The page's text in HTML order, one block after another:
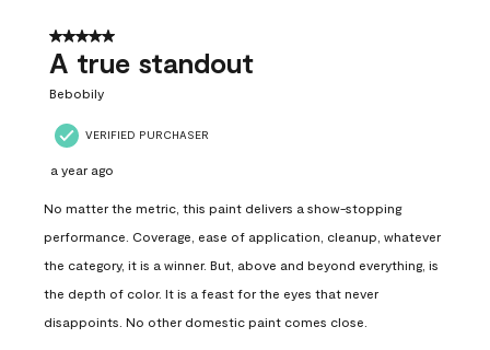
5 out of 5 stars.
A true standout
Bebobily
VERIFIED PURCHASER
a year ago
No matter the metric, this paint delivers a show-stopping
performance. Coverage, ease of application, cleanup, whatever
the category, it is a winner. But, above and beyond everything, is
the depth of color. It is a feast for the eyes that never
disappoints. No other domestic paint comes close.